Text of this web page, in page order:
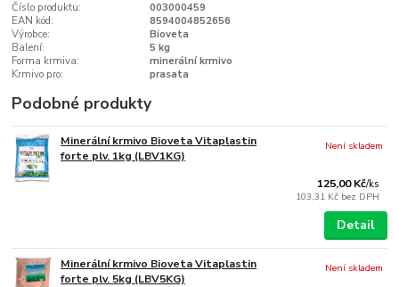
Číslo produktu:
003000459
EAN kód:
8594004852656
Výrobce:
Bioveta
Balení:
5 kg
Forma krmiva:
minerální krmivo
Krmivo pro:
prasata
Podobné produkty
Minerální krmivo Bioveta Vitaplastin
forte plv. 1kg (LBV1KG)
125,00 Kč/ks
103,31 Kč bez DPH
Není skladem
Detail
Minerální krmivo Bioveta Vitaplastin
forte plv. 5kg (LBV5KG)
Není skladem